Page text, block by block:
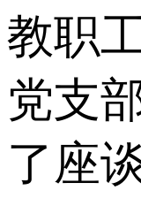
教职
党支
了座